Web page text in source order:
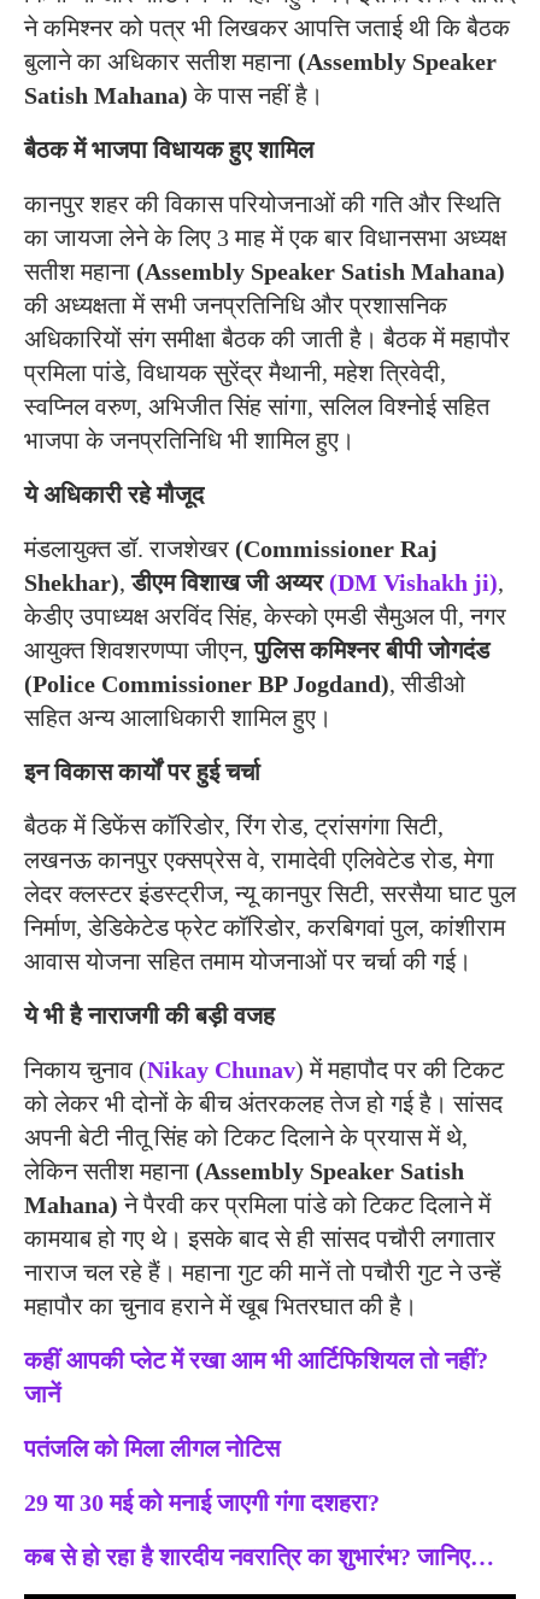
ने कमिश्नर को पत्र भी लिखकर आपत्ति जताई थी कि बैठक
बुलाने का अधिकार सतीश महाना (Assembly Speaker
Satish Mahana) के पास नहीं है।
बैठक में भाजपा विधायक हुए शामिल
कानपुर शहर की विकास परियोजनाओं की गति और स्थिति
का जायजा लेने के लिए 3 माह में एक बार विधानसभा अध्यक्ष
सतीश महाना (Assembly Speaker Satish Mahana)
की अध्यक्षता में सभी जनप्रतिनिधि और प्रशासनिक
अधिकारियों संग समीक्षा बैठक की जाती है। बैठक में महापौर
प्रमिला पांडे, विधायक सुरेंद्र मैथानी, महेश त्रिवेदी,
स्वप्निल वरुण, अभिजीत सिंह सांगा, सलिल विश्नोई सहित
भाजपा के जनप्रतिनिधि भी शामिल हुए।
ये अधिकारी रहे मौजूद
मंडलायुक्त डॉ. राजशेखर (Commissioner Raj
Shekhar), डीएम विशाख जी अय्यर (DM Vishakh ji),
केडीए उपाध्यक्ष अरविंद सिंह, केस्को एमडी सैमुअल पी, नगर
आयुक्त शिवशरणप्पा जीएन,पुलिस कमिश्नर बीपी जोगदंड
(Police Commissioner BP Jogdand), सीडीओ
सहित अन्य आलाधिकारी शामिल हुए।
इन विकास कार्यों पर हुई चर्चा
बैठक में डिफेंस कॉरिडोर, रिंग रोड, ट्रांसगंगा सिटी,
लखनऊ कानपुर एक्सप्रेस वे, रामादेवी एलिवेटेड रोड, मेगा
लेदर क्लस्टर इंडस्ट्रीज, न्यू कानपुर सिटी, सरसैया घाट पुल
निर्माण, डेडिकेटेड फ्रेट कॉरिडोर, करबिगवां पुल, कांशीराम
आवास योजना सहित तमाम योजनाओं पर चर्चा की गई।
ये भी है नाराजगी की बड़ी वजह
निकाय चुनाव (Nikay Chunav) में महापौद पर की टिकट
को लेकर भी दोनों के बीच अंतरकलह तेज हो गई है। सांसद
अपनी बेटी नीतू सिंह को टिकट दिलाने के प्रयास में थे,
लेकिन सतीश महाना (Assembly Speaker Satish
Mahana) ने पैरवी कर प्रमिला पांडे को टिकट दिलाने में
कामयाब हो गए थे। इसके बाद से ही सांसद पचौरी लगातार
नाराज चल रहे हैं। महाना गुट की मानें तो पचौरी गुट ने उन्हें
महापौर का चुनाव हराने में खूब भितरघात की है।
कहीं आपकी प्लेट में रखा आम भी आर्टिफिशियल तो नहीं?
जानें
पतंजलि को मिला लीगल नोटिस
29 या 30 मई को मनाई जाएगी गंगा दशहरा?
कब से हो रहा है शारदीय नवरात्रि का शुभारंभ? जानिए…